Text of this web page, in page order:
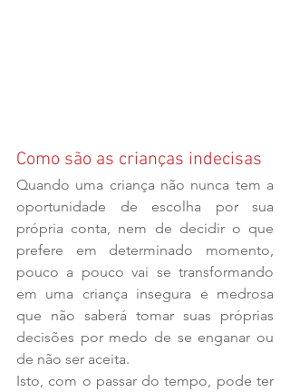
Como são as crianças indecisas
Quando uma criança não nunca tem a
oportunidade de escolha por sua
própria conta, nem de decidir o que
prefere em determinado momento,
pouco a pouco vai se transformando
em uma criança insegura e medrosa
que não saberá tomar suas próprias
decisões por medo de se enganar ou
de não ser aceita.
Isto, com o passar do tempo, pode ter